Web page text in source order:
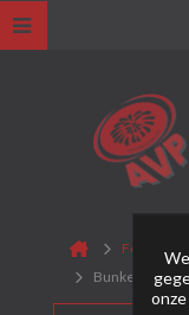
Forum
Bunkerfans